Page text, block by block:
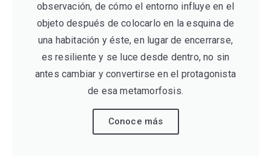
observación, de cómo el entorno influye en el
objeto después de colocarlo en la esquina de
una habitación y éste, en lugar de encerrarse,
es resiliente y se luce desde dentro, no sin
antes cambiar y convertirse en el protagonista
de esa metamorfosis.
Conoce más